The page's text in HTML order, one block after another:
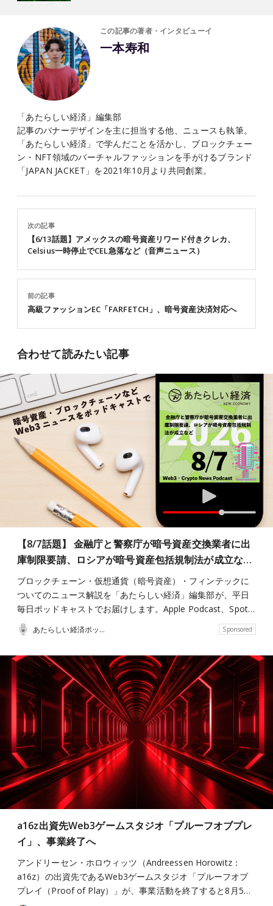
この記事の著者・インタビューイ
一本寿和
「あたらしい経済」編集部
記事のバナーデザインを主に担当する他、ニュースも執筆。
「あたらしい経済」で学んだことを活かし、ブロックチェー
ン・NFT領域のバーチャルファッションを手がけるブランド
「JAPAN JACKET」を2021年10月より共同創業。
前の記事
高級ファッションEC「FARFETCH」、暗号資産決済対応へ
次の記事
【6/13話題】アメックスの暗号資産リワード付きクレカ、
Celsius一時停止でCEL急落など（音声ニュース）
合わせて読みたい記事
【8/7話題】 金融庁と警察庁が暗号資産交換業者に出
庫制限要請、ロシアが暗号資産包括規制法が成立な…
ブロックチェーン・仮想通貨（暗号資産）・フィンテックに
ついてのニュース解説を「あたらしい経済」編集部が、平日
毎日ポッドキャストでお届けします。Apple Podcast、Spot…
あたらしい経済ポッドキャスト Sponsored
a16z出資先Web3ゲームスタジオ「プルーフオブプレ
イ」、事業終了へ
アンドリーセン・ホロウィッツ（Andreessen Horowitz：
a16z）の出資先であるWeb3ゲームスタジオ「プルーフオブ
プレイ（Proof of Play）」が、事業活動を終了すると8月5…